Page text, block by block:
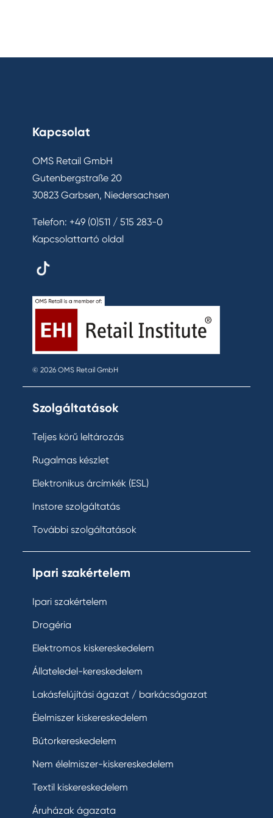
Kapcsolat
OMS Retail GmbH
Gutenbergstraße 20
30823 Garbsen, Niedersachsen
Telefon: +49 (0)511 / 515 283-0
Kapcsolattartó oldal
© 2026 OMS Retail GmbH
Szolgáltatások
Teljes körű leltározás
Rugalmas készlet
Elektronikus árcímkék (ESL)
Instore szolgáltatás
További szolgáltatások
Ipari szakértelem
Ipari szakértelem
Drogéria
Elektromos kiskereskedelem
Állateledel-kereskedelem
Lakásfelújítási ágazat / barkácságazat
Élelmiszer kiskereskedelem
Bútorkereskedelem
Nem élelmiszer-kiskereskedelem
Textil kiskereskedelem
Áruházak ágazata